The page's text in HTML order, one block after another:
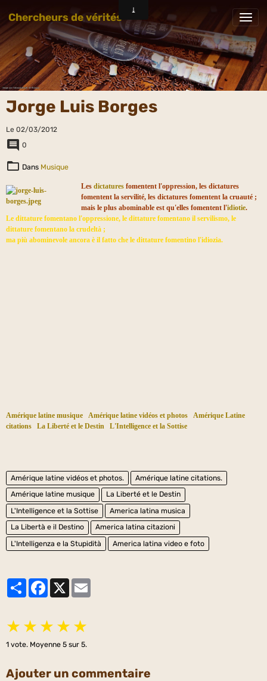
Chercheurs de vérités
Jorge Luis Borges
Le 02/03/2012
0
Dans Musique
Les dictatures fomentent l'oppression, les dictatures
fomentent la servilité, les dictatures fomentent la cruauté ;
mais le plus abominable est qu'elles fomentent l'idiotie.
Le dittature fomentano l'oppressione, le dittature fomentano il servilismo, le
dittature fomentano la crudeltà ;
ma più abominevole ancora è il fatto che le dittature fomentino l'idiozia.
Amérique latine musique Amérique latine vidéos et photos
Amérique Latine
citations
La Liberté et le Destin L'Intelligence et la Sottise
Amérique latine vidéos et photos.
Amérique latine citations.
Amérique latine musique
La Liberté et le Destin
L'Intelligence et la Sottise
America latina musica
La Libertà e il Destino
America latina citazioni
L'Intelligenza e la Stupidità
America latina video e foto
PartagerFacebook
★ ★ ★ ★ ★
1 vote. Moyenne 5 sur 5.
Ajouter un commentaire